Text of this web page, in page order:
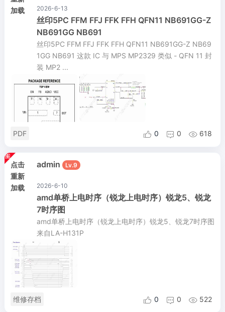
加载
2026-6-13
丝印5PC FFM FFJ FFK FFH QFN11 NB691GG-Z
NB691GG NB691
丝印5PC FFM FFJ FFK FFH QFN11 NB691GG-Z NB69
1GG NB691 这款 IC 与 MPS MP2329 类似 - QFN 11 封
装 MP2 ...
PDF  0  0  618
点击
重新
加载
admin Lv.9
2026-6-10
amd单桥上电时序（锐龙上电时序）锐龙5、锐龙
7时序图
amd单桥上电时序（锐龙上电时序）锐龙5、锐龙7时序图
来自LA-H131P
维修存档  0  0  522